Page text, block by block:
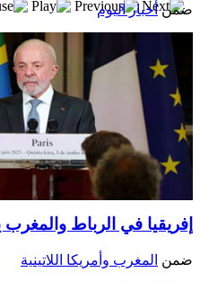
ضمن أخبار اليوم
إفريقيا في الرباط
ضمن المغرب وأمريكا اللاتينية